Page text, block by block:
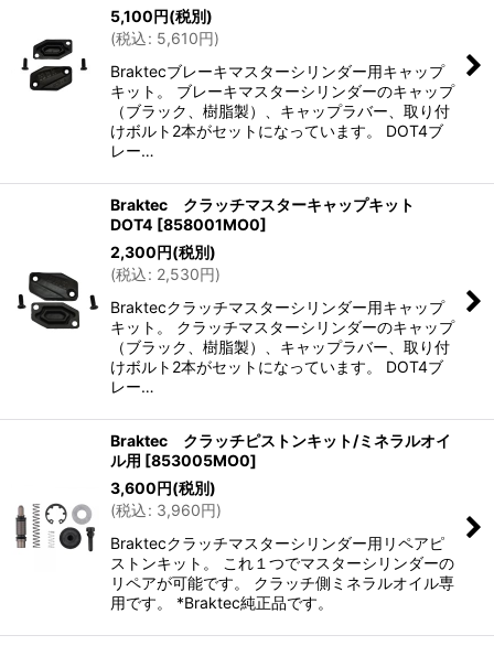
5,100円(税別)
(税込: 5,610円)
Braktecブレーキマスターシリンダー用キャップ
キット。 ブレーキマスターシリンダーのキャップ
（ブラック、樹脂製）、キャップラバー、取り付
けボルト2本がセットになっています。 DOT4ブ
レー…
Braktec クラッチマスターキャップキット
DOT4 [858001MO0]
2,300円(税別)
(税込: 2,530円)
Braktecクラッチマスターシリンダー用キャップ
キット。 クラッチマスターシリンダーのキャップ
（ブラック、樹脂製）、キャップラバー、取り付
けボルト2本がセットになっています。 DOT4ブ
レー…
Braktec クラッチピストンキット/ミネラルオイ
ル用 [853005MO0]
3,600円(税別)
(税込: 3,960円)
Braktecクラッチマスターシリンダー用リペアピ
ストンキット。 これ１つでマスターシリンダーの
リペアが可能です。 クラッチ側ミネラルオイル専
用です。 *Braktec純正品です。